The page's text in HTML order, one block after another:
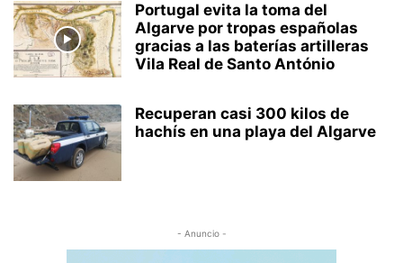
Portugal evita la toma del
Algarve por tropas españolas
gracias a las baterías artilleras
Vila Real de Santo António
Recuperan casi 300 kilos de
hachís en una playa del Algarve
- Anuncio -